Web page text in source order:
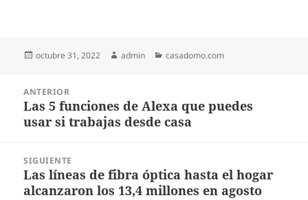
Publicado
octubre 31, 2022 Autor
admin Categorías
casadomo.com
entradas
ANTERIOR
Entrada
anterior:
Las 5 funciones de Alexa que puedes
usar si trabajas desde casa
SIGUIENTE
Entrada
siguiente:
Las líneas de fibra óptica hasta el hogar
alcanzaron los 13,4 millones en agosto